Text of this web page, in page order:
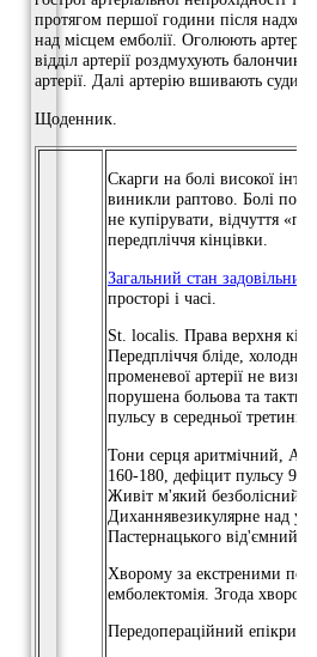
протягом першої години після
над місцем емболії. Оголюють
відділ артерії роздмухують
артерії. Далі артерію вшивають
Щоденник.
Скарги на болі високої
виникли раптово. Болі
не купірувати, відчуття
передпліччя кінцівки.
Загальний стан задовільний
просторі і часі.
St. localis. Права верхня
Передпліччя бліде, холодне
променевої артерії не
порушена больова та
пульсу в середньої третини
Тони серця аритмічний,
160-180, дефіцит пульсу
Живіт м'який безболісний,
Диханнявезикулярне над
Пастернацького від'ємний.
Хворому за екстреними
емболектомія. Згода
Передопераційний епікриз: